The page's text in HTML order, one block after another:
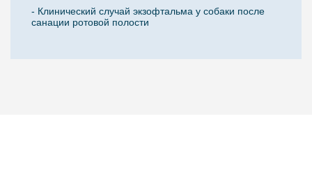
- Клинический случай экзофтальма у собаки после
санации ротовой полости